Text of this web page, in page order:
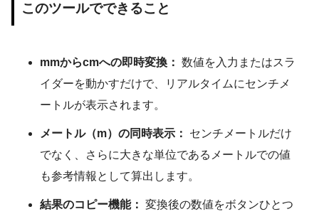
このツールでできること
mmからcmへの即時変換： 数値を入力またはスラ
イダーを動かすだけで、リアルタイムにセンチメ
ートルが表示されます。
メートル（m）の同時表示：
センチメートルだけ
でなく、さらに大きな単位であるメートルでの値
も参考情報として算出します。
結果のコピー機能： 変換後の数値をボタンひとつ